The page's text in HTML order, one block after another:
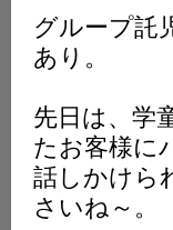
グループ託
あり。
先日は、学
たお客様に
話しかけら
さいね～。